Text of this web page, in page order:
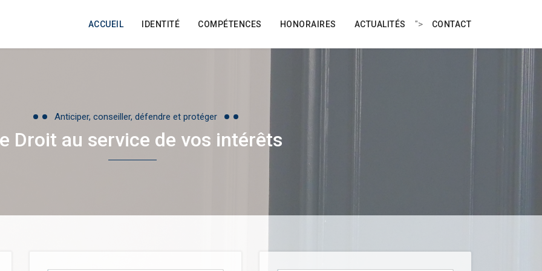
ACCUEIL IDENTITÉ COMPÉTENCES HONORAIRES ACTUALITÉS "> CONTACT
Anticiper, conseiller, défendre et protéger
Droit au service de vos intérêts